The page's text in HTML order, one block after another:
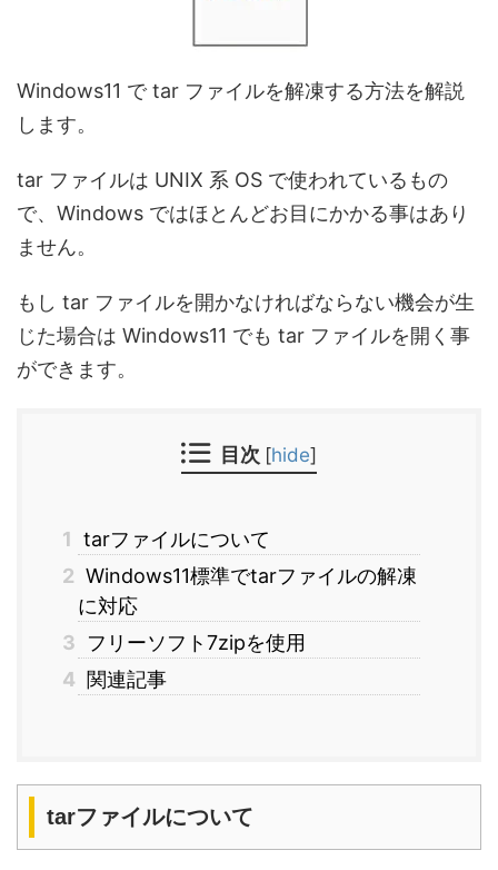
Windows11 で tar ファイルを解凍する方法を解説
します。
tar ファイルは UNIX 系 OS で使われているもの
で、Windows ではほとんどお目にかかる事はあり
ません。
もし tar ファイルを開かなければならない機会が生
じた場合は Windows11 でも tar ファイルを開く事
ができます。
目次 [hide]
1 tarファイルについて
2 Windows11標準でtarファイルの解凍
に対応
3
フリーソフト7zipを使用
4
関連記事
tarファイルについて